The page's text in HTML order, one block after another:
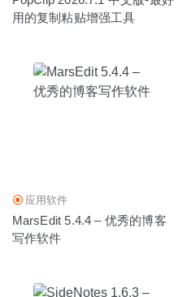
用的复制粘贴增强工具
应用软件
MarsEdit 5.4.4 – 优秀的博客
写作软件